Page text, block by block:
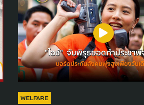
WELFARE